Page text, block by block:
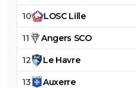
10 LOSC Lille
11 Angers SCO
12 Le Havre
13 Auxerre